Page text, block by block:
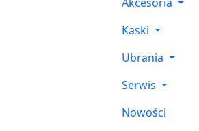
Kaski
Ubrania
Serwis
Nowości